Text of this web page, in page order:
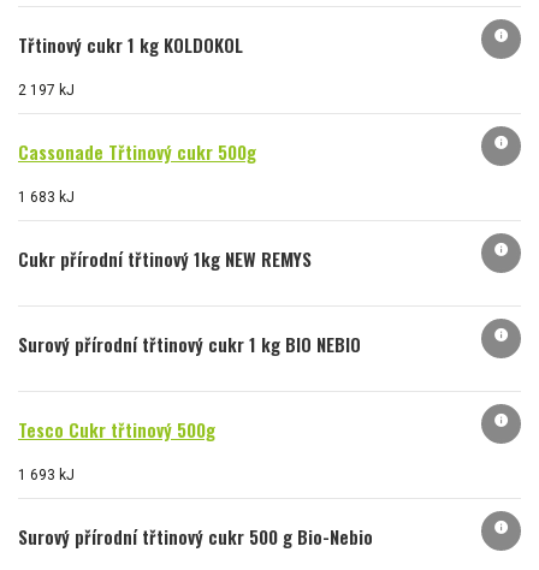
Třtinový cukr 1 kg KOLDOKOL
2 197 kJ
info
Cassonade Třtinový cukr 500g
1 683 kJ
info
Cukr přírodní třtinový 1kg NEW REMYS info
Surový přírodní třtinový cukr 1 kg BIO NEBIO info
Tesco Cukr třtinový 500g
1 693 kJ
info
Surový přírodní třtinový cukr 500 g Bio-Nebio info